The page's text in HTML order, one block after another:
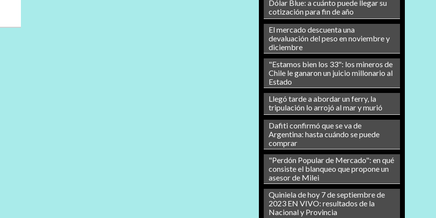
Dólar Blue: a cuánto puede llegar su
cotización para fin de año
El mercado descuenta una
devaluación del peso en noviembre y
diciembre
"Estamos bien los 33": los mineros de
Chile le ganaron un juicio millonario al
Estado
Llegó tarde a abordar un ferry, la
tripulación lo arrojó al mar y murió
Dafiti confirmó que se va de
Argentina: hasta cuándo se puede
comprar
"Perdón Popular de Mercado": en qué
consiste el blanqueo que propone un
asesor de Milei
Quiniela de hoy 7 de septiembre de
2023 EN VIVO: resultados de la
Nacional y Provincia